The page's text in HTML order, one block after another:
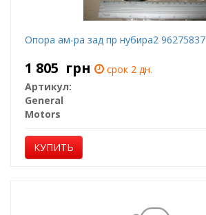
Опора ам-ра зад пр нубира2 96275837
1 805 грн
срок 2 дн.
Артикул:
General
Motors
КУПИТЬ